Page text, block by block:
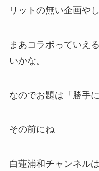
リットの無い企画やし
まあコラボっていえ
いかな。
なのでお題は「勝手
その前にね
白蓮浦和チャンネル